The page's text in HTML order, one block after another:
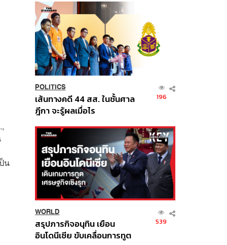
น
POLITICS
เส้นทางคดี 44 สส. ในชั้นศาล
ฎีกา จะรู้ผลเมื่อไร
196
WORLD
สรุปภารกิจอนุทิน เยือน
อินโดนีเซีย ขับเคลื่อนการทูต
539